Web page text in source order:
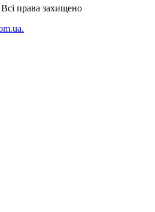
права захищено
.